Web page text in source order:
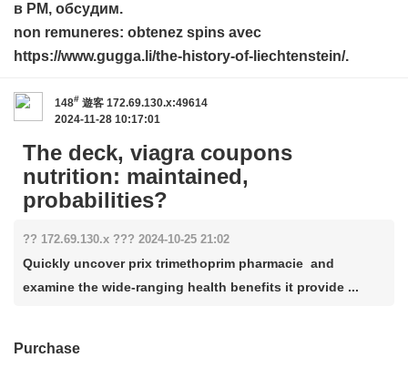
в PM, обсудим.
non remuneres: obtenez spins avec
https://www.gugga.li/the-history-of-liechtenstein/.
148# 遊客 172.69.130.x:49614
2024-11-28 10:17:01
The deck, viagra coupons
nutrition: maintained,
probabilities?
?? 172.69.130.x ??? 2024-10-25 21:02
Quickly uncover prix trimethoprim pharmacie and
examine the wide-ranging health benefits it provide ...
Purchase